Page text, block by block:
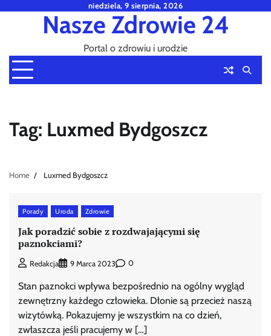
niedziela, 9 sierpnia, 2026
Nasze Zdrowie 24
Portal o zdrowiu i urodzie
Tag: Luxmed Bydgoszcz
Home Luxmed Bydgoszcz
Porady Uroda Zdrowie
Jak poradzić sobie z rozdwajającymi się
paznokciami?
Redakcja 9 Marca 2023 0
Stan paznokci wpływa bezpośrednio na ogólny wygląd
zewnętrzny każdego człowieka. Dłonie są przecież naszą
wizytówką. Pokazujemy je wszystkim na co dzień,
zwłaszcza jeśli pracujemy w […]